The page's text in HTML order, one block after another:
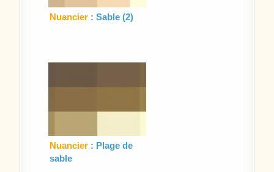
Nuancier : Sable (2)
Nuancier : Plage de
sable